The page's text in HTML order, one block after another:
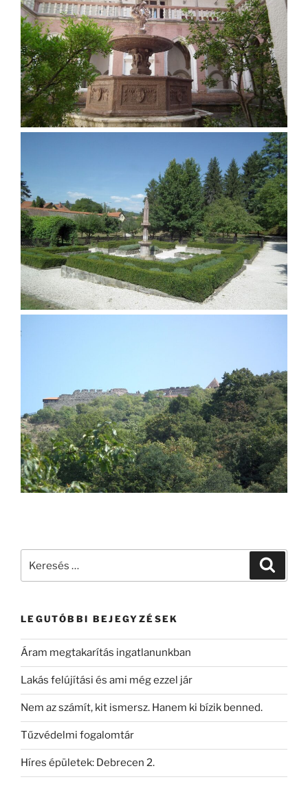
LEGUTÓBBI BEJEGYZÉSEK
Áram megtakarítás ingatlanunkban
Lakás felújítási és ami még ezzel jár
Nem az számít, kit ismersz. Hanem ki bízik benned.
Tűzvédelmi fogalomtár
Híres épületek: Debrecen 2.